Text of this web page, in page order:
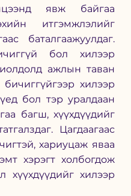
явж байгаа
итгэмжлэлийг
баталгаажуулдаг.
бол хилээр
ажлын таван
хилээр
бол тэр уралдаан
багш, хүүхдүүдийг
Цагдаагаас
хариуцаж яваа
хэрэгт холбогдож
хүүхдүүдийг хилээр